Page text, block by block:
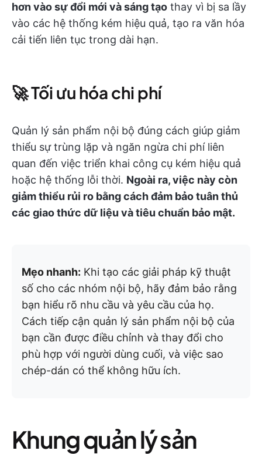
hơn vào sự đổi mới và sáng tạo thay vì bị sa lầy
vào các hệ thống kém hiệu quả, tạo ra văn hóa
cải tiến liên tục trong dài hạn.
🚀 Tối ưu hóa chi phí
Quản lý sản phẩm nội bộ đúng cách giúp giảm
thiểu sự trùng lặp và ngăn ngừa chi phí liên
quan đến việc triển khai công cụ kém hiệu quả
hoặc hệ thống lỗi thời. Ngoài ra, việc này còn
giảm thiểu rủi ro bằng cách đảm bảo tuân thủ
các giao thức dữ liệu và tiêu chuẩn bảo mật.
Mẹo nhanh: Khi tạo các giải pháp kỹ thuật
số cho các nhóm nội bộ, hãy đảm bảo rằng
bạn hiểu rõ nhu cầu và yêu cầu của họ.
Cách tiếp cận quản lý sản phẩm nội bộ của
bạn cần được điều chỉnh và thay đổi cho
phù hợp với người dùng cuối, và việc sao
chép-dán có thể không hữu ích.
Khung quản lý sản